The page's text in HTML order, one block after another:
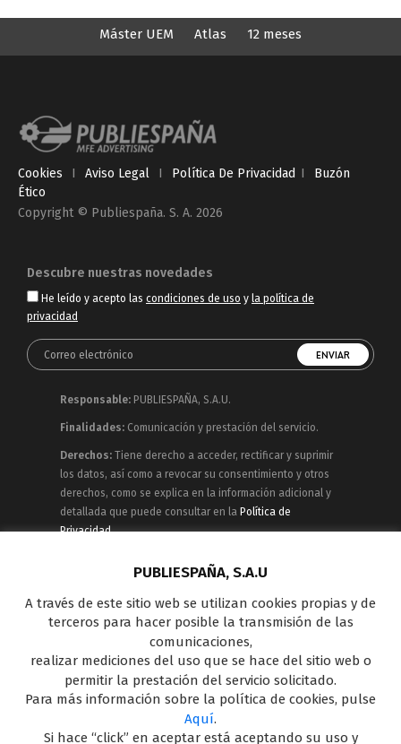
Máster UEM Atlas 12 meses
Cookies I Aviso Legal I Política De Privacidad I
Buzón
Ético
Copyright © Publiespaña. S. A. 2026
Descubre nuestras novedades
He leído y acepto las condiciones de uso y la política de
privacidad
Responsable: PUBLIESPAÑA, S.A.U.
Finalidades: Comunicación y prestación del servicio.
Derechos: Tiene derecho a acceder, rectificar y suprimir
los datos, así como a revocar su consentimiento y otros
derechos, como se explica en la información adicional y
detallada que puede consultar en la Política de
Privacidad
Publiespaña es empresa de Mediaset España
canales en abierto: Telecinco, Cuatro, Factoría de Ficción,
Boing, Divinity , Energy y Be Mad, así como de una amplia
oferta en el panorama de medios y con una gran
experiencia en la comercialización de diferentes
soportes en Internet y TV Outdoor Digital.
PUBLIESPAÑA, S.A.U
A través de este sitio web se utilizan cookies propias y de
terceros para hacer posible la transmisión de las
comunicaciones,
realizar mediciones del uso que se hace del sitio web o
permitir la prestación del servicio solicitado.
Para más información sobre la política de cookies, pulse
Aquí.
Si hace “click” en aceptar está aceptando su uso y